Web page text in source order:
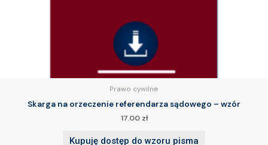
Prawo cywilne
Skarga na orzeczenie referendarza sądowego – wzór
17.00 zł
Kupuję dostęp do wzoru pisma